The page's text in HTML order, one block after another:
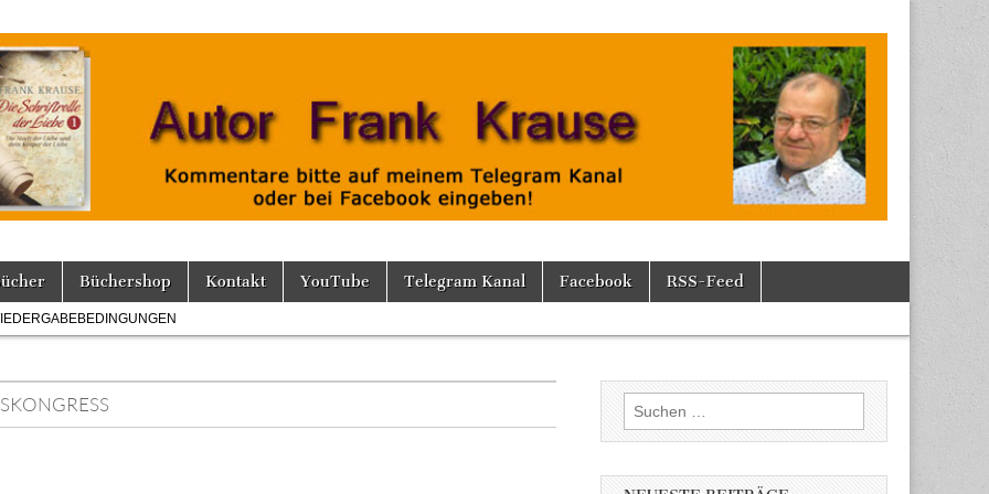
Büchershop Kontakt YouTube Telegram Kanal Facebook RSS-Feed
Suchen
nach: